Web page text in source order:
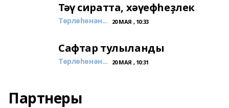
Тәү сиратта, хәүефһеҙлек
Төрлөһөнән... 20 МАЯ , 10:33
Сафтар тулыланды
Төрлөһөнән... 20 МАЯ , 10:31
Партнеры